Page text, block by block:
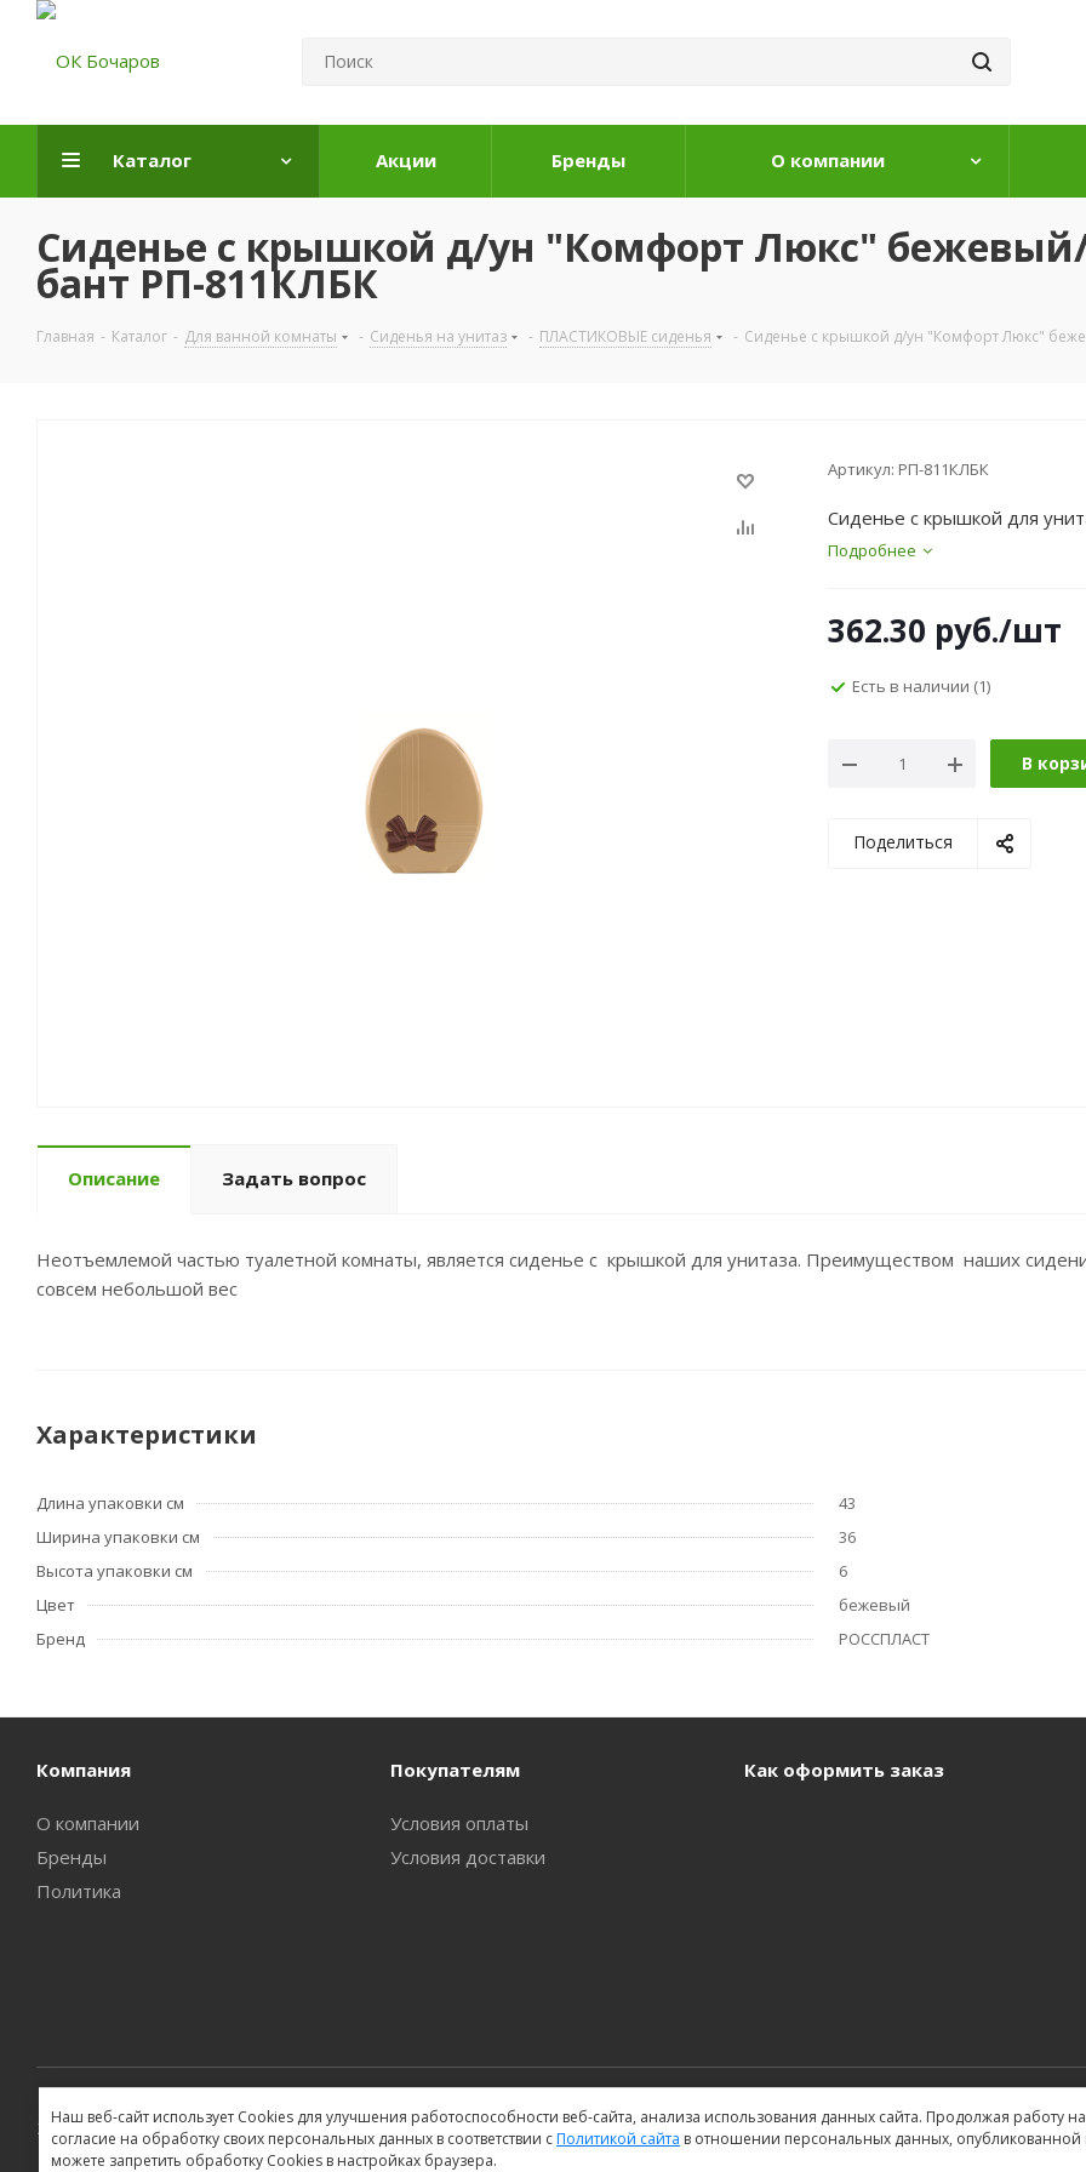
Каталог Акции Бренды О компании
Сиденье с крышкой д/ун "Комфорт Люкс"
бант РП-811КЛБК
Главная - Каталог - Для ванной комнаты - Сиденья на унитаз - ПЛАСТИКОВЫЕ сиденья - Сиденье с крышкой д/ун "Комфорт Люкс"
Артикул: РП-811КЛБК
Сиденье с крышкой для
Подробнее
362.30 руб./шт
Есть в наличии (1)
В
Поделиться
Описание Задать вопрос
Неотъемлемой частью туалетной комнаты, является сиденье с крышкой для унитаза. Преимуществом наших
совсем небольшой вес
Характеристики
Длина упаковки см
43
Ширина упаковки см
36
Высота упаковки см
6
Цвет
бежевый
Бренд
РОССПЛАСТ
Наш веб-сайт использует Cookies для улучшения работоспособности веб-сайта, анализа использования данных сайта. Продолжая работу
согласие на обработку своих персональных данных в соответствии сПолитикой сайта в отношении персональных данных,
можете запретить обработку Cookies в настройках браузера.
Компания
О компании
Бренды
Политика
Покупателям
Условия оплаты
Условия доставки
Как оформить заказ
2026 ©